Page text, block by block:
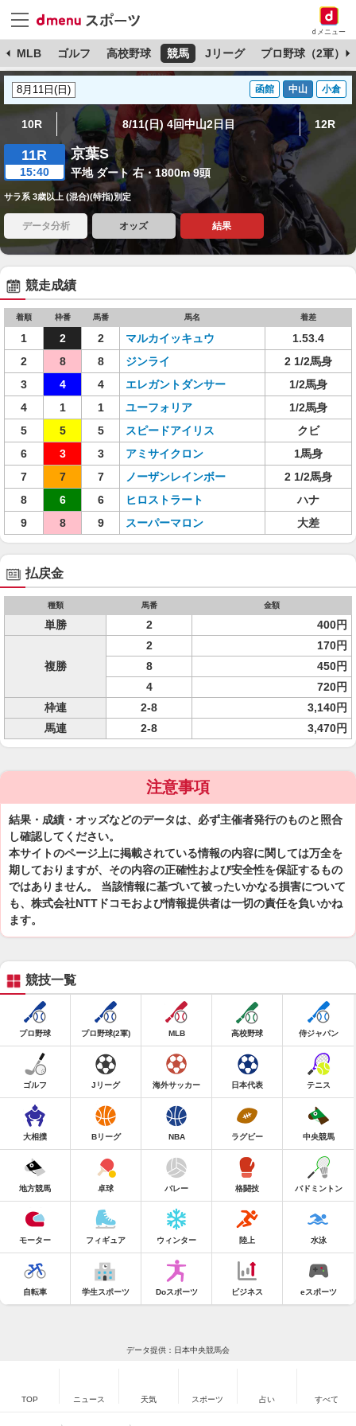
dメニュー
MLB ゴルフ 高校野球 競馬 Jリーグ プロ野球（2軍）
函館 中山 小倉
10R 8/11(日) 4回中山2日目 12R
11R
15:40
京葉S
平地 ダート 右・1800m 9頭
サラ系 3歳以上 (混合)(特指)別定
データ分析 オッズ 結果
競走成績
着順 枠番 馬番 馬名 着差
1 2 2 マルカイッキュウ
1.53.4
2
8 8 ジンライ
2 1/2馬身
3
4 4 エレガントダンサー
1/2馬身
4
1 1 ユーフォリア
1/2馬身
5
5 5 スピードアイリス
クビ
6
3 3 アミサイクロン
1馬身
7
7 7 ノーザンレインボー
2 1/2馬身
8
6 6 ヒロストラート
ハナ
9
8 9 スーパーマロン 大差
払戻金
種類 馬番 金額
単勝 2 400円
複勝
2
170円
8
450円
4
720円
枠連
2-8
3,140円
馬連
2-8 3,470円
注意事項
結果・成績・オッズなどのデータは、必ず主催者発行のものと照合
し確認してください。
本サイトのページ上に掲載されている情報の内容に関しては万全を
期しておりますが、その内容の正確性および安全性を保証するもの
ではありません。 当該情報に基づいて被ったいかなる損害について
も、株式会社NTTドコモおよび情報提供者は一切の責任を負いかね
ます。
競技一覧
プロ野球 プロ野球(2軍) MLB 高校野球 侍ジャパン
ゴルフ Jリーグ 海外サッカー 日本代表 テニス
大相撲 Bリーグ NBA ラグビー 中央競馬
地方競馬 卓球 バレー 格闘技 バドミントン
モーター フィギュア ウィンター 陸上 水泳
自転車 学生スポーツ Doスポーツ ビジネス eスポーツ
データ提供：日本中央競馬会
TOP ニュース 天気 スポーツ 占い すべて